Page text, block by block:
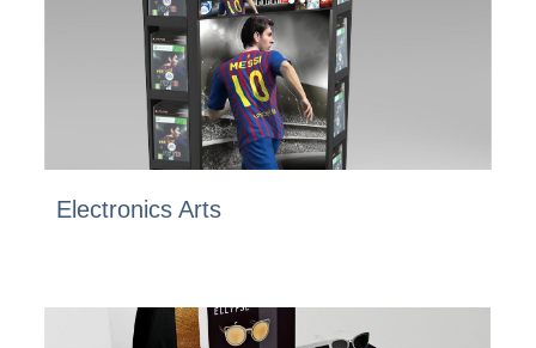
Electronics Arts